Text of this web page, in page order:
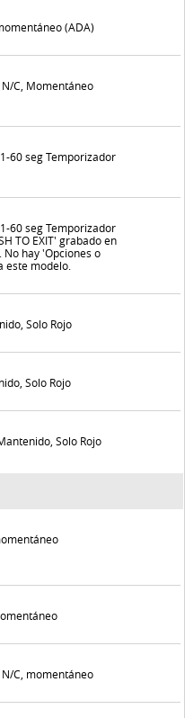
(ADA)
C, Momentáneo
60 seg Temporizador
60 seg Temporizador
TO EXIT' grabado en
hay 'Opciones o
este modelo.
Solo Rojo
Solo Rojo
Solo Rojo
C, momentáneo